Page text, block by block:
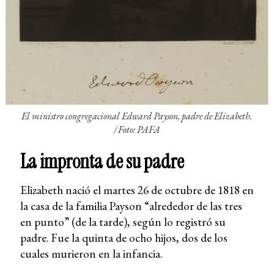
El ministro congregacional Edward Payson, padre de Elizabeth.
/Foto: PAFA
La impronta de su padre
Elizabeth nació el martes 26 de octubre de 1818 en
la casa de la familia Payson “alrededor de las tres
en punto” (de la tarde), según lo registró su
padre. Fue la quinta de ocho hijos, dos de los
cuales murieron en la infancia.